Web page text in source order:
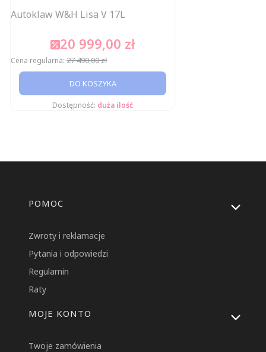
Autoklaw W&H Lisa V 17L
Cena promocyjna
20 999,00 zł
Cena regularna: 27 490,00 zł
DO KOSZYKA
Dostępność: duża ilość
Linki w stopce
POMOC
Zwroty i reklamacje
Pytania i odpowiedzi
Regulamin
Raty
MOJE KONTO
Twoje zamówienia